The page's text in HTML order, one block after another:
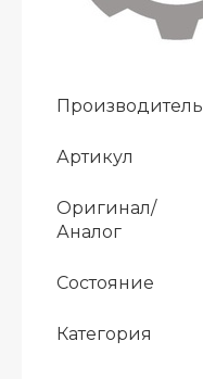
Производитель
Артикул
Оригинал/
Аналог
Состояние
Категория